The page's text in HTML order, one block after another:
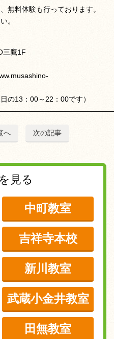
無料体験も行っております。
。
三鷹1F
の13：00～22：00です）
へ 次の記事
見る
中町教室
吉祥寺本校
新川教室
武蔵小金井教室
田無教室